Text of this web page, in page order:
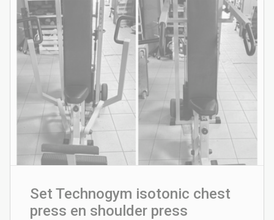
Set Technogym isotonic chest
press en shoulder press